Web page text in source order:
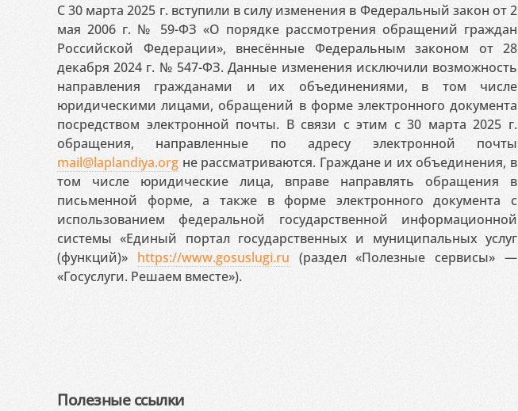
С 30 марта 2025 г. вступили в силу изменения в Федеральный закон от 2
мая 2006 г. № 59-ФЗ «О порядке рассмотрения обращений граждан
Российской Федерации», внесённые Федеральным законом от 28
декабря 2024 г. № 547-ФЗ. Данные изменения исключили возможность
направления гражданами и их объединениями, в том числе
юридическими лицами, обращений в форме электронного документа
посредством электронной почты. В связи с этим с 30 марта 2025 г.
обращения, направленные по адресу электронной почты
mail@laplandiya.org не рассматриваются. Граждане и их объединения, в
том числе юридические лица, вправе направлять обращения в
письменной форме, а также в форме электронного документа с
использованием федеральной государственной информационной
системы «Единый портал государственных и муниципальных услуг
(функций)» https://www.gosuslugi.ru (раздел «Полезные сервисы» —
«Госуслуги. Решаем вместе»).
Полезные ссылки